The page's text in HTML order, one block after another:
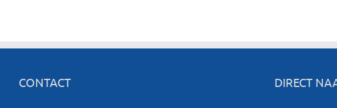
CONTACT DIRECT